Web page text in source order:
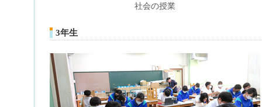
社会の授業
3年生